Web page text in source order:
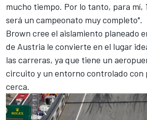
mucho tiempo. Por lo tanto, para mí,
será un campeonato muy completo".
Brown cree el aislamiento planeado
de Austria le convierte en el lugar
las carreras, ya que tiene un
circuito y un entorno controlado con
cerca.